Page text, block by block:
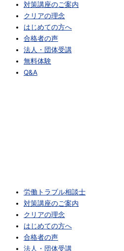
対策講座のご案内
クリアの理念
はじめての方へ
合格者の声
法人・団体受講
無料体験
Q&A
労働トラブル相談士
対策講座のご案内
クリアの理念
はじめての方へ
合格者の声
法人・団体受講